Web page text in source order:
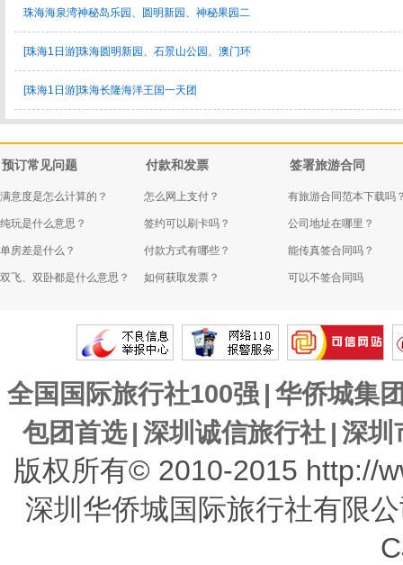
珠海海泉湾神秘岛乐园、圆明新园、神秘果园二
[珠海1日游]珠海圆明新园、石景山公园、澳门环
[珠海1日游]珠海长隆海洋王国一天团
预订常见问题
满意度是怎么计算的？
纯玩是什么意思？
单房差是什么？
双飞、双卧都是什么意思？
付款和发票
怎么网上支付？
签约可以刷卡吗？
付款方式有哪些？
如何获取发票？
签署旅游合同
有旅游合同范本下载吗
公司地址在哪里？
能传真签合同吗？
可以不签合同吗
全国国际旅行社100强 | 华侨城集
包团首选 | 深圳诚信旅行社 | 深圳
版权所有© 2010-2015 http://
深圳华侨城国际旅行社有限